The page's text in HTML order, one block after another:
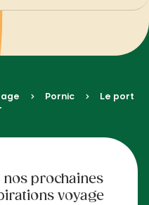
Pornic
Le port
prochaines
voyage